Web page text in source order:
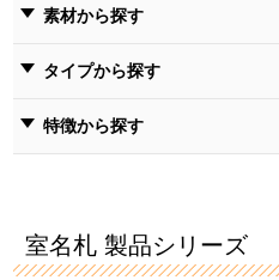
素材から探す
タイプから探す
特徴から探す
室名札 製品シリーズ